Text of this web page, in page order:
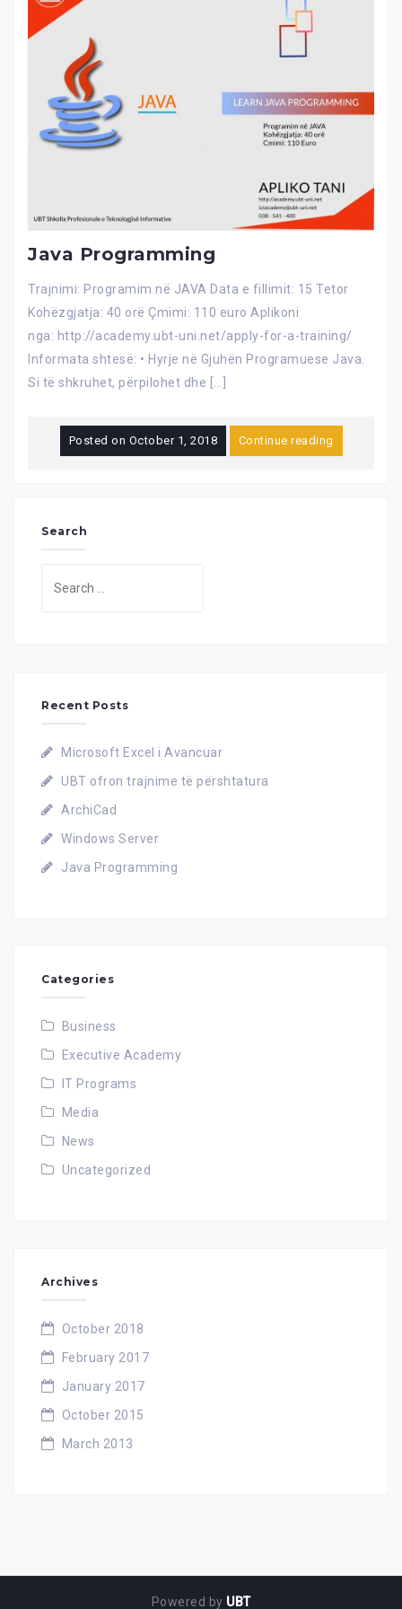
Java Programming
Trajnimi: Programim në JAVA Data e fillimit: 15 Tetor
Kohëzgjatja: 40 orë Çmimi: 110 euro Aplikoni
nga: http://academy.ubt-uni.net/apply-for-a-training/
Informata shtesë: • Hyrje në Gjuhën Programuese Java.
Si të shkruhet, përpilohet dhe […]
Posted on October 1, 2018 Continue reading
Search
Recent Posts
Microsoft Excel i Avancuar
UBT ofron trajnime të përshtatura
ArchiCad
Windows Server
Java Programming
Categories
Business
Executive Academy
IT Programs
Media
News
Uncategorized
Archives
October 2018
February 2017
January 2017
October 2015
March 2013
Powered by UBT